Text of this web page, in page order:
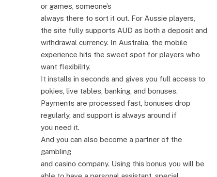
or games, someone’s
always there to sort it out. For Aussie players,
the site fully supports AUD as both a deposit and
withdrawal currency. In Australia, the mobile
experience hits the sweet spot for players who
want flexibility.
It installs in seconds and gives you full access to
pokies, live tables, banking, and bonuses.
Payments are processed fast, bonuses drop
regularly, and support is always around if
you need it.
And you can also become a partner of the
gambling
and casino company. Using this bonus you will be